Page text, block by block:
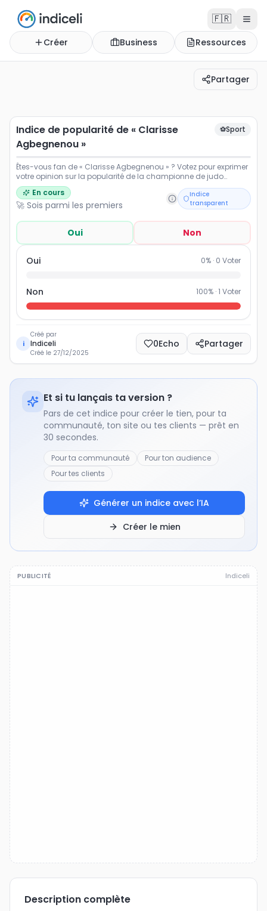
🇫🇷
Créer Business Ressources
Partager
Indice de popularité de « Clarisse Agbegnenou »
Êtes-vous fan de « Clarisse Agbegnenou » ? Votez
Indice de popularité de « Clarisse
Agbegnenou »
⚽Sport
Êtes-vous fan de « Clarisse Agbegnenou » ? Votez pour exprimer
votre opinion sur la popularité de la championne de judo
française.
En cours
🚀 Sois parmi les premiers
Indice
transparent
Oui Non
Oui 0% · 0 Voter
Non 100% ·1 Voter
i
Créé par
Indiceli
Créé le 27/12/2025
0Echo Partager
Et si tu lançais ta version ?
Pars de cet indice pour créer le tien, pour ta
communauté, ton site ou tes clients — prêt en
30 secondes.
Pour ta communauté
Pour ton audience
Pour tes clients
Générer un indice avec l’IA
Créer le mien
PUBLICITÉ Indiceli
Description complète